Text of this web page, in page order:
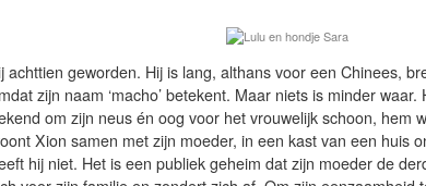
achttien geworden. Hij is lang, althans voor een Chinees,
zijn naam ‘macho’ betekent. Maar niets is minder
om zijn neus én oog voor het vrouwelijk schoon, hem
Xion samen met zijn moeder, in een kast van een huis
hij niet. Het is een publiek geheim dat zijn moeder de